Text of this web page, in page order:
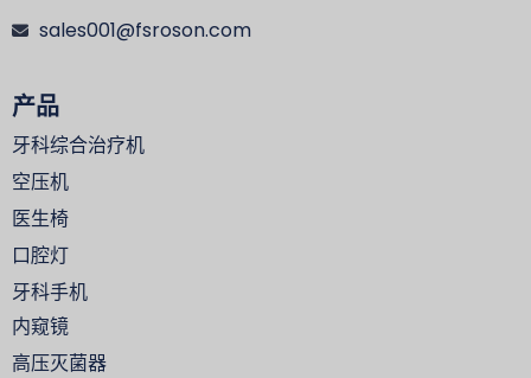
sales001@fsroson.com
产品
牙科综合治疗机
空压机
医生椅
口腔灯
牙科手机
内窥镜
高压灭菌器